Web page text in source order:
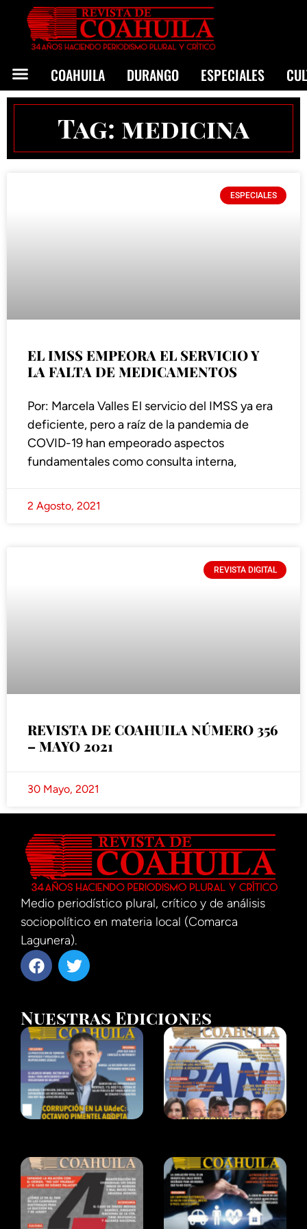
COAHUILA DURANGO ESPECIALES
Tag: medicina
ESPECIALES
EL IMSS EMPEORA EL SERVICIO Y
LA FALTA DE MEDICAMENTOS
Por: Marcela Valles El servicio del IMSS ya era
deficiente, pero a raíz de la pandemia de
COVID-19 han empeorado aspectos
fundamentales como consulta interna,
2 Agosto, 2021
REVISTA DIGITAL
REVISTA DE COAHUILA NÚMERO 356
– MAYO 2021
30 Mayo, 2021
Medio periodístico plural, crítico y de análisis
sociopolítico en materia local (Comarca
Lagunera).
Nuestras Ediciones